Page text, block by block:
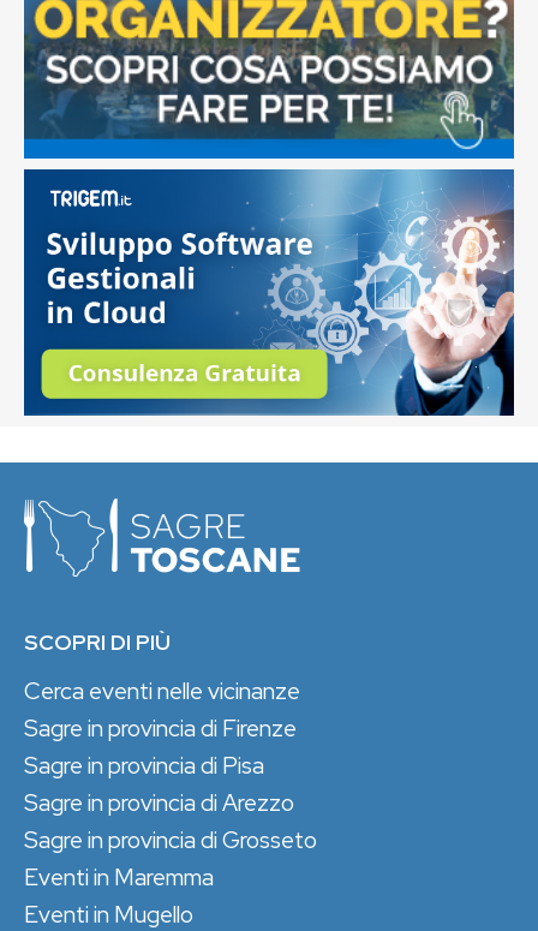
SCOPRI DI PIÙ
Cerca eventi nelle vicinanze
Sagre in provincia di Firenze
Sagre in provincia di Pisa
Sagre in provincia di Arezzo
Sagre in provincia di Grosseto
Eventi in Maremma
Eventi in Mugello